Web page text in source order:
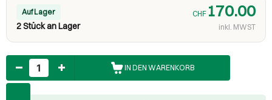
Auf Lager
2 Stück an Lager
CHF 170.00
inkl. MWST
Anzahl
IN DEN WARENKORB